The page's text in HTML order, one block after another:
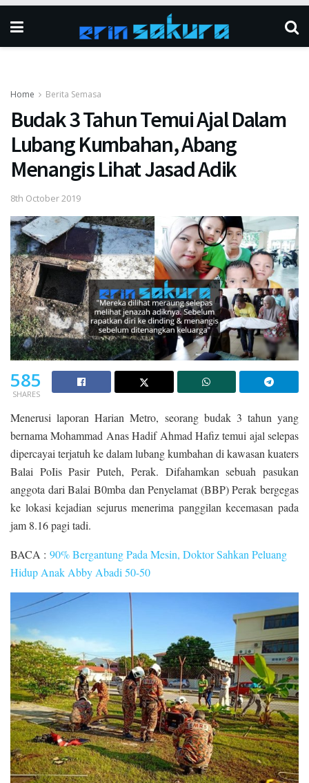
Home Berita Semasa
Budak 3 Tahun Temui Ajal Dalam
Lubang Kumbahan, Abang
Menangis Lihat Jasad Adik
8th October 2019
585
SHARES
Menerusi laporan Harian Metro, seorang budak 3 tahun yang
bernama Mohammad Anas Hadif Ahmad Hafiz temui ajal selepas
dipercayai terjatuh ke dalam lubang kumbahan di kawasan kuaters
Balai PoIis Pasir Puteh, Perak. Difahamkan sebuah pasukan
anggota dari Balai B0mba dan Penyelamat (BBP) Perak bergegas
ke lokasi kejadian sejurus menerima panggilan kecemasan pada
jam 8.16 pagi tadi.
BACA : 90% Bergantung Pada Mesin, Doktor Sahkan Peluang
Hidup Anak Abby Abadi 50-50